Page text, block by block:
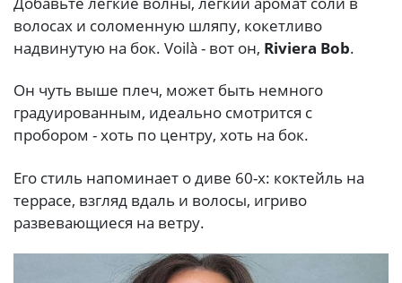
волосах и соломенную шляпу, кокетливо
надвинутую на бок. Voilà - вот он, Riviera Bob.
Он чуть выше плеч, может быть немного
градуированным, идеально смотрится с
пробором - хоть по центру, хоть на бок.
Его стиль напоминает о диве 60-х: коктейль на
террасе, взгляд вдаль и волосы, игриво
развевающиеся на ветру.